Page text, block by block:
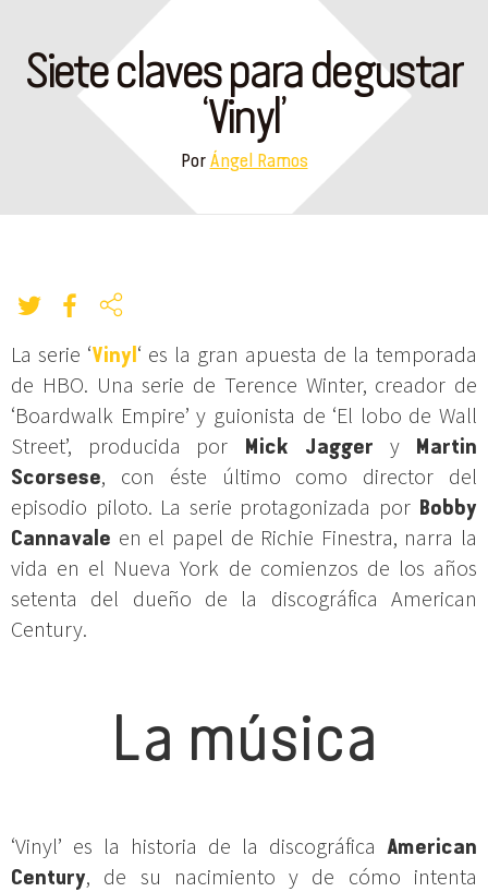
Siete claves para degustar
‘Vinyl’
PorÁngel Ramos
La serie ‘Vinyl‘ es la gran apuesta de la temporada
de HBO. Una serie de Terence Winter, creador de
‘Boardwalk Empire’ y guionista de ‘El lobo de Wall
Street’, producida por Mick Jagger y Martin
Scorsese, con éste último como director del
episodio piloto. La serie protagonizada por Bobby
Cannavale en el papel de Richie Finestra, narra la
vida en el Nueva York de comienzos de los años
setenta del dueño de la discográfica American
Century.
La música
‘Vinyl’ es la historia de la discográfica American
Century, de su nacimiento y de cómo intenta